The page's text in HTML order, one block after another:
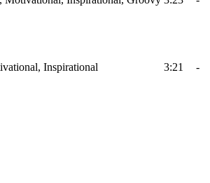
Inspirational 3:21 -